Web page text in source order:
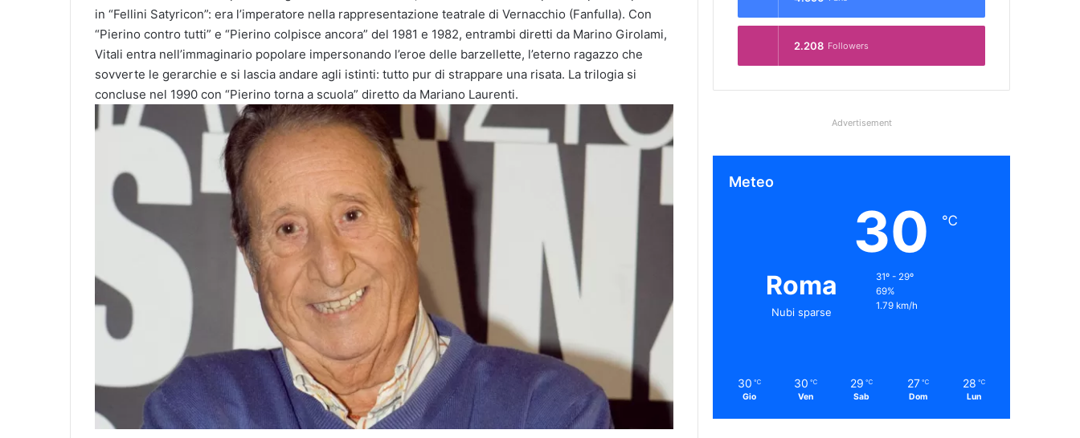
in “Fellini Satyricon”: era l’imperatore nella rappresentazione teatrale di Vernacchio (Fanfulla). Con
“Pierino contro tutti” e “Pierino colpisce ancora” del 1981 e 1982, entrambi diretti da Marino Girolami,
Vitali entra nell’immaginario popolare impersonando l’eroe delle barzellette, l’eterno ragazzo che
sovverte le gerarchie e si lascia andare agli istinti: tutto pur di strappare una risata. La trilogia si
concluse nel 1990 con “Pierino torna a scuola” diretto da Mariano Laurenti.
2.208 Followers
Advertisement
Meteo
Roma
Nubi sparse
30 ℃
31º - 29º
69%
1.79 km/h
30 ℃
Gio
30 ℃
Ven
29 ℃
Sab
27 ℃
Dom
28 ℃
Lun